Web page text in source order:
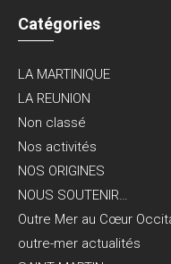
Catégories
LA MARTINIQUE
LA REUNION
Non classé
Nos activités
NOS ORIGINES
NOUS SOUTENIR…
Outre Mer au Cœur
outre-mer actualités